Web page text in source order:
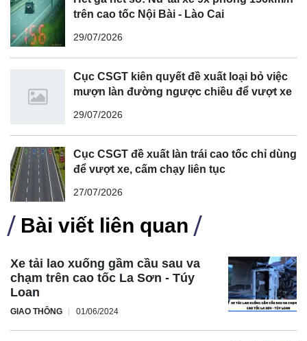
Sử dụng ắc quy trong môi trường nhiệt độ cao: Nhiệt độ
cao làm tăng tốc độ phản ứng hóa học, dẫn đến sự hình
Cách khắc phục:
Sử dụng bộ sạc chuyên dụng có chức năng khử sunfat
hóa.
Nạp định kỳ theo chế độ cần thiết 3 tháng/ lần
Phòng ngừa:
Sạc ắc quy thường xuyên, ngay cả khi không sử dụng.
Không để ắc quy hết điện trong thời gian dài.
Bảo dưỡng ắc quy định kỳ theo hướng dẫn của nhà sản
sunfat
trên cao tốc Nội Bài - Lào Cai
29/07/2026
Cục CSGT kiên quyết đề xuất loại bỏ việc
mượn làn đường ngược chiều để vượt xe
29/07/2026
Cục CSGT đề xuất làn trái cao tốc chỉ dùng
để vượt xe, cấm chạy liên tục
27/07/2026
Bài viết liên quan
Xe tải lao xuống gầm cầu sau va
chạm trên cao tốc La Sơn - Túy
Loan
GIAO THÔNG 01/06/2024